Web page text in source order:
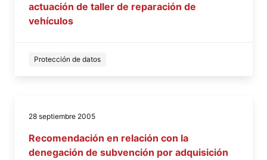
actuación de taller de reparación de
vehículos
Protección de datos
28 septiembre 2005
Recomendación en relación con la
denegación de subvención por adquisición